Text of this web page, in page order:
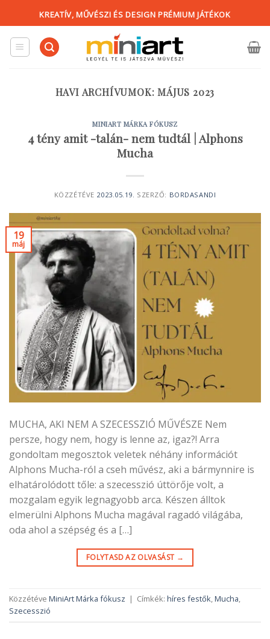
content
KREATÍV, MŰVÉSZI ÉS DESIGN PRÉMIUM JÁTÉKOK
HAVI ARCHÍVUMOK:MÁJUS 2023
MINIART MÁRKA FÓKUSZ
4 tény amit -talán- nem tudtál | Alphons
Mucha
KÖZZÉTÉVE 2023.05.19. SZERZŐ: BORDASANDI
19
máj
MUCHA, AKI NEM A SZECESSZIÓ MŰVÉSZE Nem
persze, hogy nem, hogy is lenne az, igaz?! Arra
gondoltam megosztok veletek néhány információt
Alphons Mucha-ról a cseh művész, aki a bármynnire is
elhatárolódott tőle: a szecesszió úttörője volt, a
mozgalam egyik legnagyobb arca. Készen álltok
elmerülni Alphons Mucha magával ragadó világába,
oda ahol a szépség és a […]
FOLYTASD AZ OLVASÁST →
Közzétéve MiniArt Márka fókusz | Címkék: híres festők,Mucha,
Szecesszió